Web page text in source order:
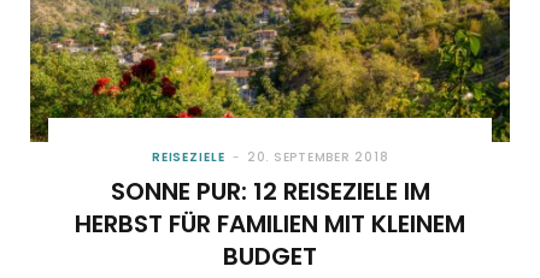
REISEZIELE 20. SEPTEMBER 2018
SONNE PUR: 12 REISEZIELE IM
HERBST FÜR FAMILIEN MIT KLEINEM
BUDGET